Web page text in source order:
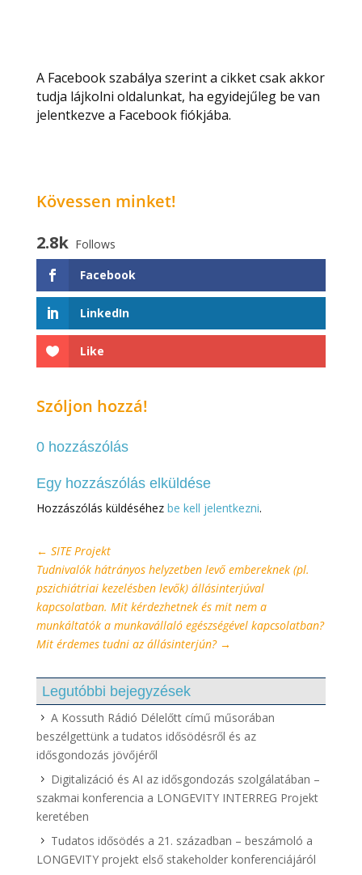
A Facebook szabálya szerint a cikket csak akkor
tudja lájkolni oldalunkat, ha egyidejűleg be van
jelentkezve a Facebook fiókjába.
Kövessen minket!
2.8k Follows
Facebook
LinkedIn
Like
Szóljon hozzá!
0 hozzászólás
Egy hozzászólás elküldése
Hozzászólás küldéséhez be kell jelentkezni.
← SITE Projekt
Tudnivalók hátrányos helyzetben levő embereknek (pl.
pszichiátriai kezelésben levők) állásinterjúval
kapcsolatban. Mit kérdezhetnek és mit nem a
munkáltatók a munkavállaló egészségével kapcsolatban?
Mit érdemes tudni az állásinterjún?→
Legutóbbi bejegyzések
A Kossuth Rádió Délelőtt című műsorában
beszélgettünk a tudatos idősödésről és az
idősgondozás jövőjéről
Digitalizáció és AI az idősgondozás szolgálatában –
szakmai konferencia a LONGEVITY INTERREG Projekt
keretében
Tudatos idősödés a 21. században – beszámoló a
LONGEVITY projekt első stakeholder konferenciájáról